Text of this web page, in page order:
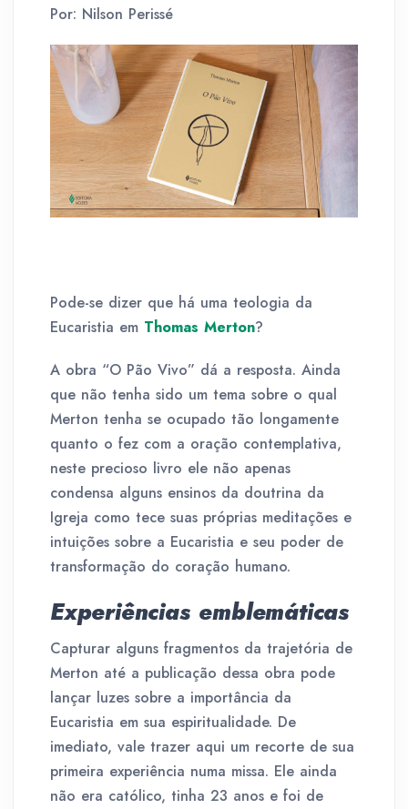
Por: Nilson Perissé
Pode-se dizer que há uma teologia da
Eucaristia em Thomas Merton?
A obra “O Pão Vivo” dá a resposta. Ainda
que não tenha sido um tema sobre o qual
Merton tenha se ocupado tão longamente
quanto o fez com a oração contemplativa,
neste precioso livro ele não apenas
condensa alguns ensinos da doutrina da
Igreja como tece suas próprias meditações e
intuições sobre a Eucaristia e seu poder de
transformação do coração humano.
Experiências emblemáticas
Capturar alguns fragmentos da trajetória de
Merton até a publicação dessa obra pode
lançar luzes sobre a importância da
Eucaristia em sua espiritualidade. De
imediato, vale trazer aqui um recorte de sua
primeira experiência numa missa. Ele ainda
não era católico, tinha 23 anos e foi de